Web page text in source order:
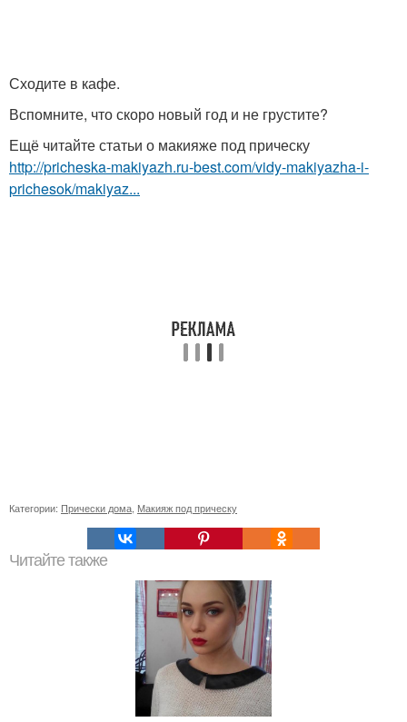
Сходите в кафе.
Вспомните, что скоро новый год и не грустите?
Ещё читайте статьи о макияже под прическу
http://pricheska-makiyazh.ru-best.com/vidy-makiyazha-i-
prichesok/makiyaz...
Категории: Прически дома Макияж под прическу
Читайте также